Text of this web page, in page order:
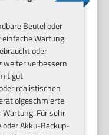
Beutel oder
Wartung
oder
weiter verbessern
gut
realistischen
ölgeschmierte
Für sehr
Akku-Backup-